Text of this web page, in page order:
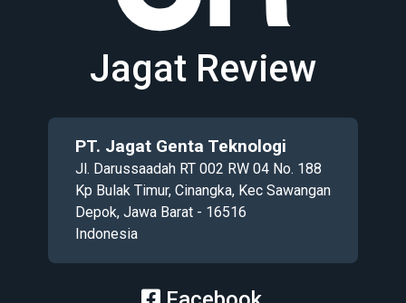
Jagat Review
PT. Jagat Genta Teknologi
Jl. Darussaadah RT 002 RW 04 No. 188
Kp Bulak Timur, Cinangka, Kec Sawangan
Depok, Jawa Barat - 16516
Indonesia